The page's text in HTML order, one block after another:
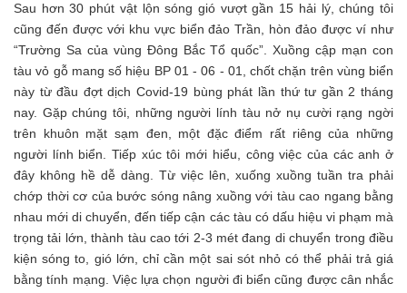
Sau hơn 30 phút vật lộn sóng gió vượt gần 15 hải lý, chúng tôi
cũng đến được với khu vực biển đảo Trần, hòn đảo được ví như
“Trường Sa của vùng Đông Bắc Tổ quốc”. Xuồng cập mạn con
tàu vỏ gỗ mang số hiệu BP 01 - 06 - 01, chốt chặn trên vùng biển
này từ đầu đợt dịch Covid-19 bùng phát lần thứ tư gần 2 tháng
nay. Gặp chúng tôi, những người lính tàu nở nụ cười rạng ngời
trên khuôn mặt sạm đen, một đặc điểm rất riêng của những
người lính biển. Tiếp xúc tôi mới hiểu, công việc của các anh ở
đây không hề dễ dàng. Từ việc lên, xuống xuồng tuần tra phải
chớp thời cơ của bước sóng nâng xuồng với tàu cao ngang bằng
nhau mới di chuyển, đến tiếp cận các tàu có dấu hiệu vi phạm mà
trọng tải lớn, thành tàu cao tới 2-3 mét đang di chuyển trong điều
kiện sóng to, gió lớn, chỉ cần một sai sót nhỏ có thể phải trả giá
bằng tính mạng. Việc lựa chọn người đi biển cũng được cân nhắc